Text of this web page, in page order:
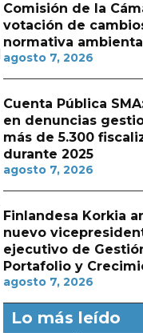
Comisión de la
votación de
normativa
agosto 7, 2026
Cuenta Pública
en denuncias
más de 5.300
durante 2025
agosto 7, 2026
Finlandesa Korkia
nuevo
ejecutivo de
Portafolio y
agosto 7, 2026
Lo más leído